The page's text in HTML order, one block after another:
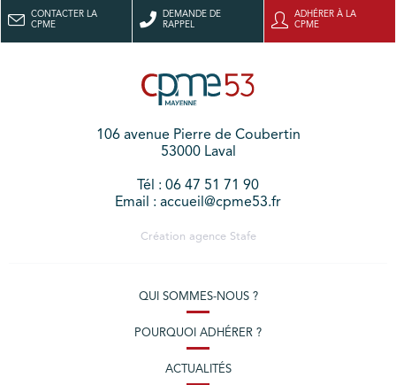
CONTACTER LA
CPME
DEMANDE DE
RAPPEL
ADHÉRER À LA
CPME
106 avenue Pierre de Coubertin
53000 Laval
Tél : 06 47 51 71 90
Email : accueil@cpme53.fr
Création agence Stafe
QUI SOMMES-NOUS ?
POURQUOI ADHÉRER ?
ACTUALITÉS